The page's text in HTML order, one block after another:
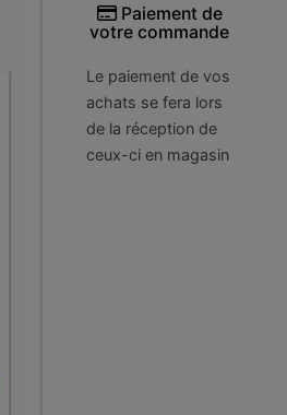
Paiement de
votre commande
Le paiement de vos
achats se fera lors
de la réception de
ceux-ci en magasin